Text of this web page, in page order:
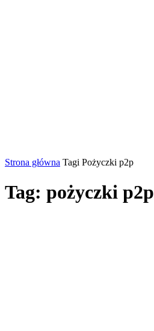
Strona główna Tagi Pożyczki p2p
Tag: pożyczki p2p